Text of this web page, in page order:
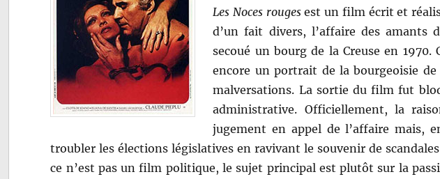
Les Noces rougesest un film écrit et
d’un fait divers, l’affaire des amants
secoué un bourg de la Creuse en 1970.
encore un portrait de la bourgeoisie de
malversations. La sortie du film fut
administrative. Officiellement, la
jugement en appel de l’affaire mais,
troubler les élections législatives en ravivant le souvenir de
ce n’est pas un film politique, le sujet principal est plutôt sur la